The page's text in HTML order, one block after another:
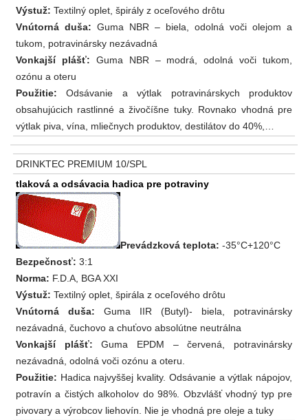
Výstuž: Textilný oplet, špirály z oceľového drôtu
Vnútorná duša: Guma NBR – biela, odolná voči olejom a
tukom, potravinársky nezávadná
Vonkajší plášť: Guma NBR – modrá, odolná voči tukom,
ozónu a oteru
Použitie: Odsávanie a výtlak potravinárskych produktov
obsahujúcich rastlinné a živočíšne tuky. Rovnako vhodná pre
výtlak piva, vína, mliečnych produktov, destilátov do 40%,…
DRINKTEC PREMIUM 10/SPL
tlaková a odsávacia hadica pre potraviny
Prevádzková teplota: -35°C+120°C
Bezpečnosť: 3:1
Norma: F.D.A, BGA XXI
Výstuž: Textilný oplet, špirála z oceľového drôtu
Vnútorná duša: Guma IIR (Butyl)- biela, potravinársky
nezávadná, čuchovo a chuťovo absolútne neutrálna
Vonkajší plášť: Guma EPDM – červená, potravinársky
nezávadná, odolná voči ozónu a oteru.
Použitie: Hadica najvyššej kvality. Odsávanie a výtlak nápojov,
potravín a čistých alkoholov do 98%. Obzvlášť vhodný typ pre
pivovary a výrobcov liehovín. Nie je vhodná pre oleje a tuky